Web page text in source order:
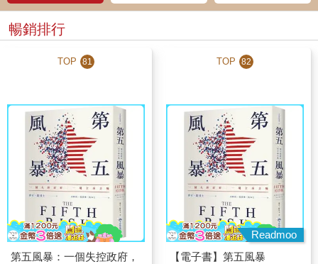
暢銷排行
TOP 81
第五風暴：一個失控政府，
TOP 82
Readmoo
【電子書】第五風暴